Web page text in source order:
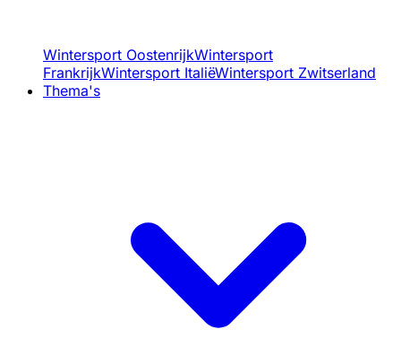
Wintersport OostenrijkWintersport
FrankrijkWintersport ItaliëWintersport Zwitserland
Thema's